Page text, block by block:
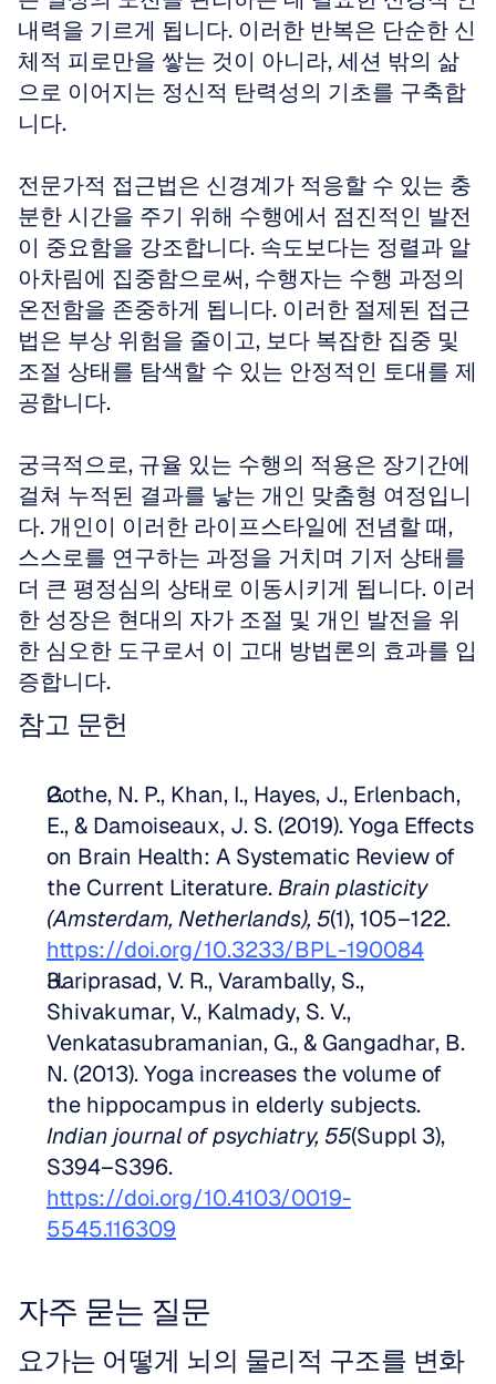
내력을 기르게 됩니다. 이러한 반복은 단순한 신
체적 피로만을 쌓는 것이 아니라, 세션 밖의 삶
으로 이어지는 정신적 탄력성의 기초를 구축합
니다.
전문가적 접근법은 신경계가 적응할 수 있는 충
분한 시간을 주기 위해 수행에서 점진적인 발전
이 중요함을 강조합니다. 속도보다는 정렬과 알
아차림에 집중함으로써, 수행자는 수행 과정의
온전함을 존중하게 됩니다. 이러한 절제된 접근
법은 부상 위험을 줄이고, 보다 복잡한 집중 및
조절 상태를 탐색할 수 있는 안정적인 토대를 제
공합니다.
궁극적으로, 규율 있는 수행의 적용은 장기간에
걸쳐 누적된 결과를 낳는 개인 맞춤형 여정입니
다. 개인이 이러한 라이프스타일에 전념할 때,
스스로를 연구하는 과정을 거치며 기저 상태를
더 큰 평정심의 상태로 이동시키게 됩니다. 이러
한 성장은 현대의 자가 조절 및 개인 발전을 위
한 심오한 도구로서 이 고대 방법론의 효과를 입
증합니다.
참고 문헌
Gothe, N. P., Khan, I., Hayes, J., Erlenbach,
E., & Damoiseaux, J. S. (2019). Yoga Effects
on Brain Health: A Systematic Review of
the Current Literature. Brain plasticity
(Amsterdam, Netherlands), 5
https://doi.org/10.3233/BPL-190084
Hariprasad, V. R., Varambally, S.,
Shivakumar, V., Kalmady, S. V.,
Venkatasubramanian, G., & Gangadhar, B.
N. (2013). Yoga increases the volume of
Indian journal of psychiatry, 55(Suppl 3),
https://doi.org/10.4103/0019-
5545.116309
자주 묻는 질문
요가는 어떻게 뇌의 물리적 구조를 변화